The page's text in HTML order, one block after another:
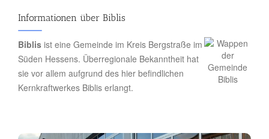
Informationen über Biblis
Biblis ist eine Gemeinde im Kreis Bergstraße im
Süden Hessens. Überregionale Bekanntheit hat
sie vor allem aufgrund des hier befindlichen
Kernkraftwerkes Biblis erlangt.